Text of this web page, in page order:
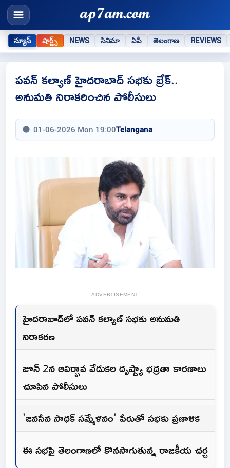
న్యూస్ షార్ట్స్ NEWS సినిమా ఏపీ తెలంగాణ REVIEWS
పవన్ కల్యాణ్ హైదరాబాద్ సభకు బ్రేక్..
అనుమతి నిరాకరించిన పోలీసులు
01-06-2026 Mon 19:00Telangana
ADVERTISEMENT
హైదరాబాద్‌లో పవన్ కల్యాణ్ సభకు అనుమతి
నిరాకరణ
జూన్ 2న ఆవిర్భావ వేడుకల దృష్ట్యా భద్రతా కారణాలు
చూపిన పోలీసులు
'జనసేన సాధక్ సమ్మేళనం' పేరుతో సభకు ప్రణాళిక
ఈ సభపై తెలంగాణలో కొనసాగుతున్న రాజకీయ చర్చ